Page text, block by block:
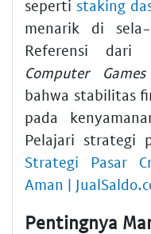
seperti staking
menarik di
Referensi dari
Computer
bahwa stabilitas
pada
Pelajari strategi
Strategi Pasar
Aman |
Pentingnya